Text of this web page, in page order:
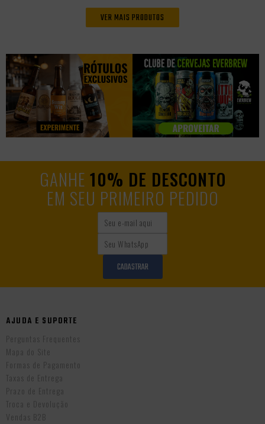
VER MAIS PRODUTOS
GANHE 10% DE DESCONTO
EM SEU PRIMEIRO PEDIDO
CADASTRAR
AJUDA E SUPORTE
Perguntas Frequentes
Mapa do Site
Formas de Pagamento
Taxas de Entrega
Prazo de Entrega
Troca e Devolução
Vendas B2B